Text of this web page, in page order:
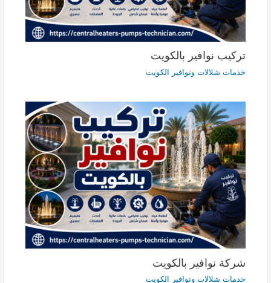
تركيب نوافير بالكويت
خدمات شلالات ونوافير الكويت
شركة نوافير بالكويت
خدمات شلالات ونوافير الكويت